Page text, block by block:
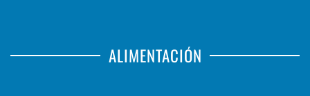
ALIMENTACIÓN